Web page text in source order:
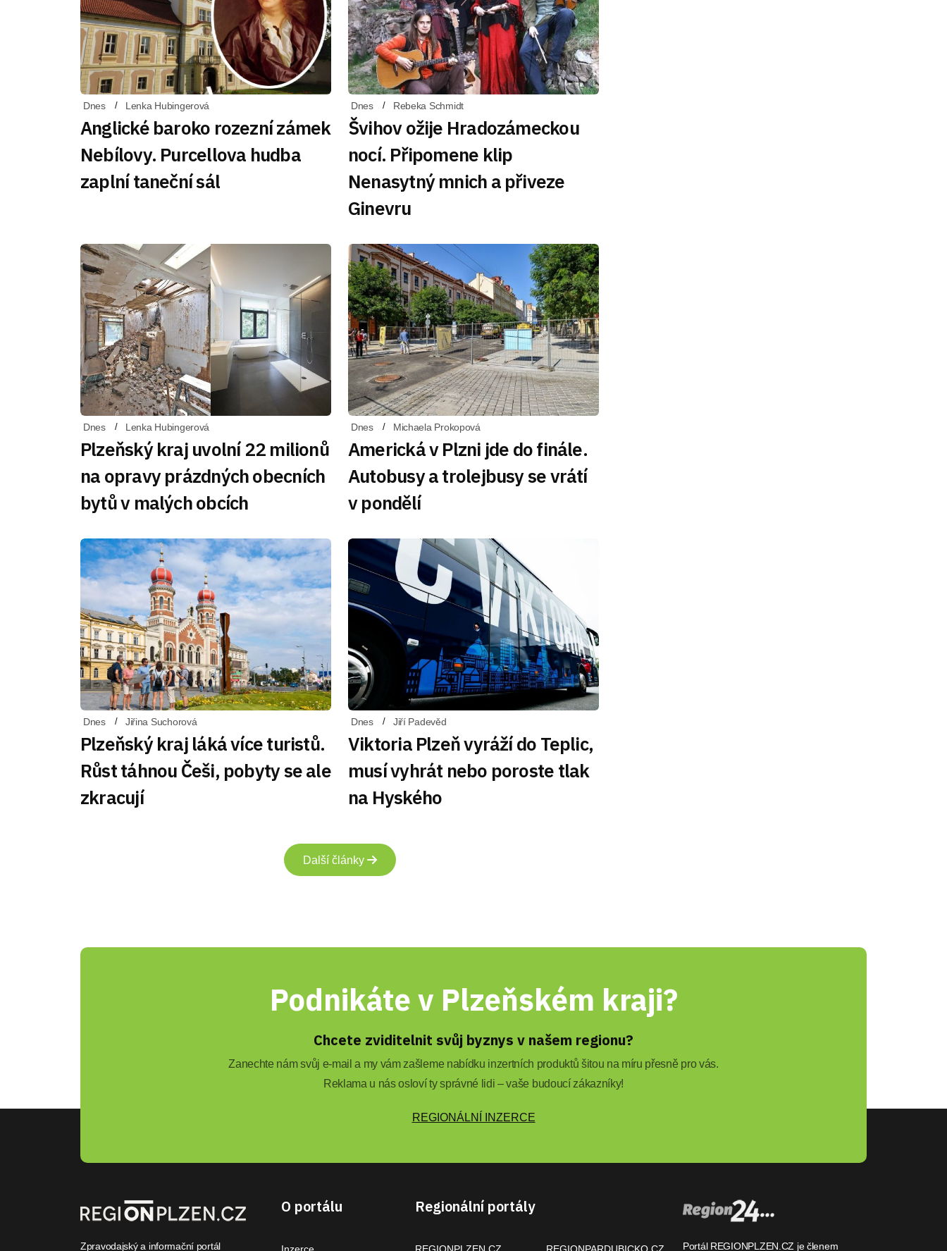
Dnes Lenka Hubingerová
Anglické baroko rozezní zámek
Nebílovy. Purcellova hudba
zaplní taneční sál
Dnes Rebeka Schmidt
Švihov ožije Hradozámeckou
nocí. Připomene klip
Nenasytný mnich a přiveze
Ginevru
Dnes Lenka Hubingerová
Plzeňský kraj uvolní 22 milionů
na opravy prázdných obecních
bytů v malých obcích
Dnes Michaela Prokopová
Americká v Plzni jde do finále.
Autobusy a trolejbusy se vrátí
v pondělí
Dnes Jiřina Suchorová
Plzeňský kraj láká více turistů.
Růst táhnou Češi, pobyty se ale
zkracují
Dnes Jiří Padevěd
Viktoria Plzeň vyráží do Teplic,
musí vyhrát nebo poroste tlak
na Hyského
Další články
Podnikáte v Plzeňském kraji?
Chcete zviditelnit svůj byznys v našem regionu?
Zanechte nám svůj e-mail a my vám zašleme nabídku inzertních produktů šitou na míru přesně pro vás.
Reklama u nás osloví ty správné lidi – vaše budoucí zákazníky!
REGIONÁLNÍ INZERCE
Zpravodajský a informační portál
O portálu Regionální portály
Portál REGIONPLZEN.CZ je členem